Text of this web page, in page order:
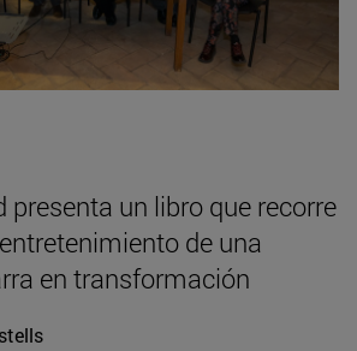
presenta un libro que recorre
de una
en transformación